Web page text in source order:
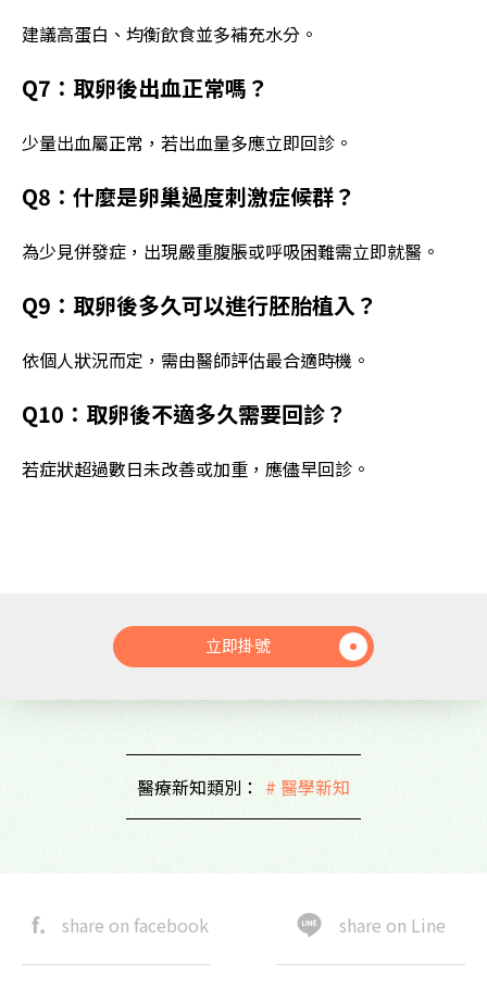
建議高蛋白、均衡飲食並多補充水分。
Q7：取卵後出血正常嗎？
少量出血屬正常，若出血量多應立即回診。
Q8：什麼是卵巢過度刺激症候群？
為少見併發症，出現嚴重腹脹或呼吸困難需立即就醫。
Q9：取卵後多久可以進行胚胎植入？
依個人狀況而定，需由醫師評估最合適時機。
Q10：取卵後不適多久需要回診？
若症狀超過數日未改善或加重，應儘早回診。
立即掛號
醫療新知類別： # 醫學新知
share on facebook share on Line